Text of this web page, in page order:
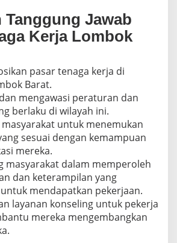
Tanggung Jawab
Kerja Lombok
pasar tenaga kerja di
Barat.
mengawasi peraturan dan
berlaku di wilayah ini.
untuk menemukan
sesuai dengan kemampuan
mereka.
masyarakat dalam memperoleh
dan keterampilan yang
mendapatkan pekerjaan.
layanan konseling untuk pekerja
mereka mengembangkan